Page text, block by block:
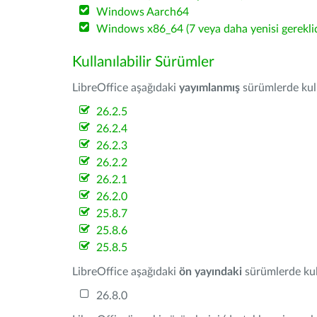
Windows Aarch64
Windows x86_64 (7 veya daha yenisi
Kullanılabilir Sürümler
LibreOffice aşağıdaki yayımlanmış sürümlerde
26.2.5
26.2.4
26.2.3
26.2.2
26.2.1
26.2.0
25.8.7
25.8.6
25.8.5
LibreOffice aşağıdaki ön yayındaki sürümlerde
26.8.0